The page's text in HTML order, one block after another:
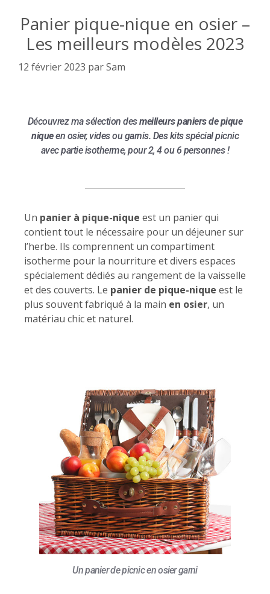
Panier pique-nique en osier –
Les meilleurs modèles 2023
12 février 2023 parSam
Découvrez ma sélection desmeilleurs paniers de pique
niqueen osier, vides ou garnis. Des kits spécial picnic
avec partie isotherme, pour 2, 4 ou 6 personnes !
Un panier à pique-nique est un panier qui
contient tout le nécessaire pour un déjeuner sur
l’herbe. Ils comprennent un compartiment
isotherme pour la nourriture et divers espaces
spécialement dédiés au rangement de la vaisselle
et des couverts. Le panier de pique-nique est le
plus souvent fabriqué à la main en osier, un
matériau chic et naturel.
Un panier de picnic en osier garni